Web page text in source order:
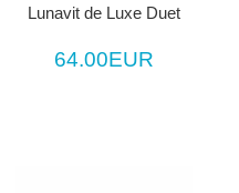
Lunavit de Luxe Duet
64.00EUR